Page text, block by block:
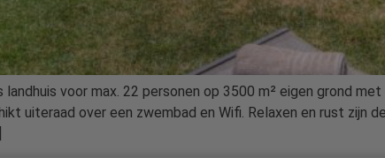
landhuis voor max. 22 personen op 3500 m² eigen grond
uiteraad over een zwembad en Wifi. Relaxen en rust